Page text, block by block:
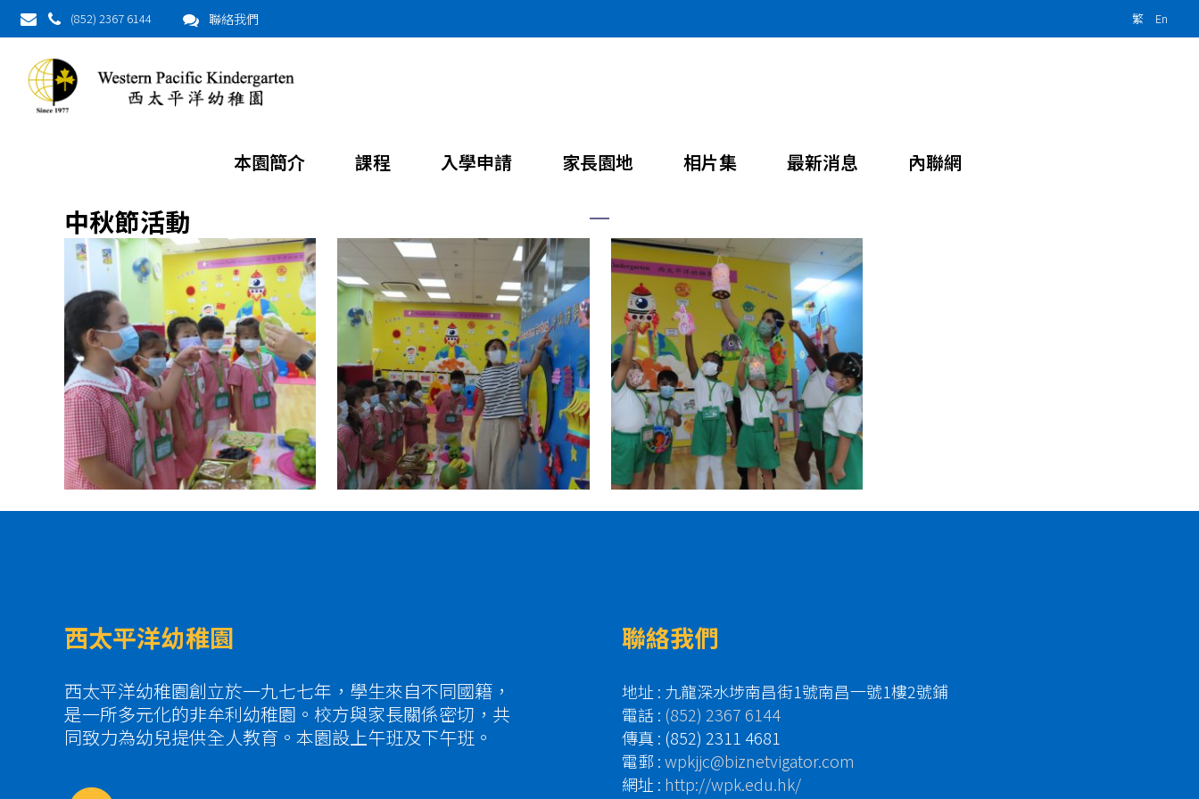
(852) 2367 6144 聯絡我們 繁 En
本園簡介 課程 入學申請 家長園地 相片集 最新消息 內聯網
中秋節活動
中秋節活動
西太平洋幼稚園
西太平洋幼稚園創立於一九七七年，學生來自不同國籍，
是一所多元化的非牟利幼稚園。校方與家長關係密切，共
同致力為幼兒提供全人教育。本園設上午班及下午班。
聯絡我們
地址 : 九龍深水埗南昌街1號南昌一號1樓2號鋪
電話 : (852) 2367 6144
傳真 : (852) 2311 4681
電郵 :wpkjjc@biznetvigator.com
網址 : http://wpk.edu.hk/